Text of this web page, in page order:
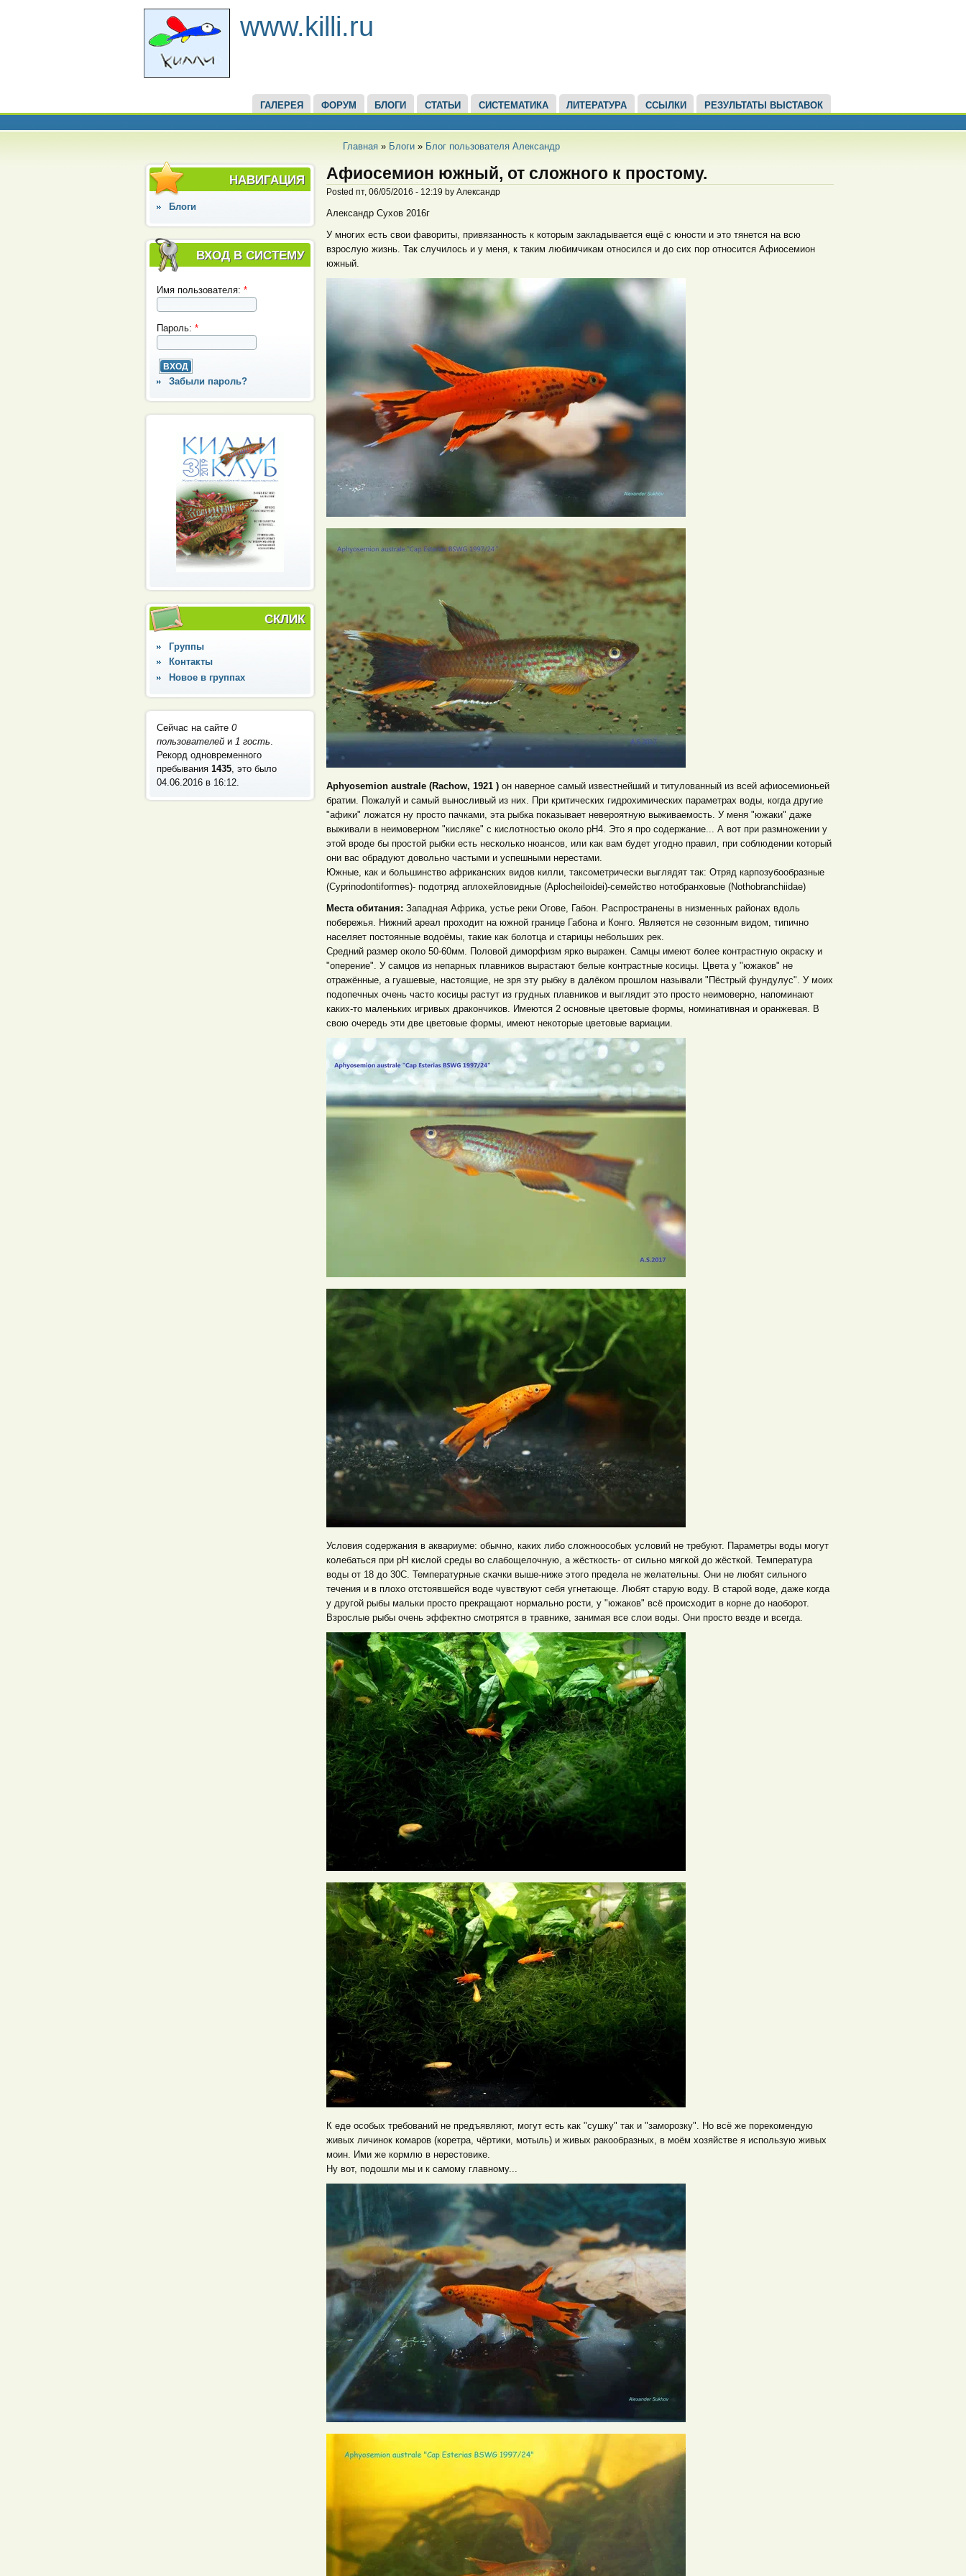
www.killi.ru
ГАЛЕРЕЯ ФОРУМ БЛОГИ СТАТЬИ СИСТЕМАТИКА ЛИТЕРАТУРА ССЫЛКИ РЕЗУЛЬТАТЫ ВЫСТАВОК
Главная» Блоги» Блог пользователя Александр
НАВИГАЦИЯ
Блоги
ВХОД В СИСТЕМУ
Имя пользователя: *
Пароль: *
Забыли пароль?
СКЛИК
Группы
Контакты
Новое в группах
Сейчас на сайте 0
пользователейи 1 гость
Рекорд одновременного
пребывания 1435, это было
04.06.2016 в 16:12.
Афиосемион южный, от сложного к простому.
Posted пт, 06/05/2016 - 12:19 by Александр
Александр Сухов 2016г
У многих есть свои фавориты, привязанность к которым закладывается ещё с юности и это тянется на всю
взрослую жизнь. Так случилось и у меня, к таким любимчикам относился и до сих пор относится Афиосемион
южный.
Aphyosemion australe (Rachow, 1921 )он наверное самый известнейший и титулованный из всей афиосемионьей
братии. Пожалуй и самый выносливый из них. При критических гидрохимических параметрах воды, когда другие
"афики" ложатся ну просто пачками, эта рыбка показывает невероятную выживаемость. У меня "южаки" даже
выживали в неимоверном "кисляке" с кислотностью около pH4. Это я про содержание... А вот при размножении у
этой вроде бы простой рыбки есть несколько нюансов, или как вам будет угодно правил, при соблюдении который
они вас обрадуют довольно частыми и успешными нерестами.
Южные, как и большинство африканских видов килли, таксометрически выглядят так: Отряд карпозубообразные
(Cyprinodontiformes)- подотряд аплохейловидные (Aplocheiloidei)-семейство нотобранховые (Nothobranchiidae)
Места обитания: Западная Африка, устье реки Огове, Габон. Распространены в низменных районах вдоль
побережья. Нижний ареал проходит на южной границе Габона и Конго. Является не сезонным видом, типично
населяет постоянные водоёмы, такие как болотца и старицы небольших рек.
Средний размер около 50-60мм. Половой диморфизм ярко выражен. Самцы имеют более контрастную окраску и
"оперение". У самцов из непарных плавников вырастают белые контрастные косицы. Цвета у "южаков" не
отражённые, а гуашевые, настоящие, не зря эту рыбку в далёком прошлом называли "Пёстрый фундулус". У моих
подопечных очень часто косицы растут из грудных плавников и выглядит это просто неимоверно, напоминают
каких-то маленьких игривых дракончиков. Имеются 2 основные цветовые формы, номинативная и оранжевая. В
свою очередь эти две цветовые формы, имеют некоторые цветовые вариации.
Условия содержания в аквариуме: обычно, каких либо сложноособых условий не требуют. Параметры воды могут
колебаться при pH кислой среды во слабощелочную, а жёсткость- от сильно мягкой до жёсткой. Температура
воды от 18 до 30С. Температурные скачки выше-ниже этого предела не желательны. Они не любят сильного
течения и в плохо отстоявшейся воде чувствуют себя угнетающе. Любят старую воду. В старой воде, даже когда
у другой рыбы мальки просто прекращают нормально рости, у "южаков" всё происходит в корне до наоборот.
Взрослые рыбы очень эффектно смотрятся в травнике, занимая все слои воды. Они просто везде и всегда.
К еде особых требований не предъявляют, могут есть как "сушку" так и "заморозку". Но всё же порекомендую
живых личинок комаров (коретра, чёртики, мотыль) и живых ракообразных, в моём хозяйстве я использую живых
моин. Ими же кормлю в нерестовике.
Ну вот, подошли мы и к самому главному...